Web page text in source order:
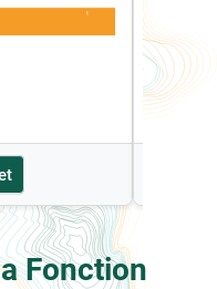
Fonction
Fonction